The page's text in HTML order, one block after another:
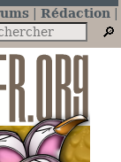
Rédaction